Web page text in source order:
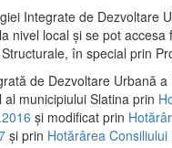
Integrate de Dezvoltare
nivel local şi se pot
în special prin
de Dezvoltare Urbană
al municipiului Slatina prin
și modificat prin
și prin Hotărârea